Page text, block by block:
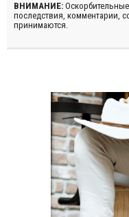
ВНИМАНИЕ:
последствия, комментарии,
принимаются.